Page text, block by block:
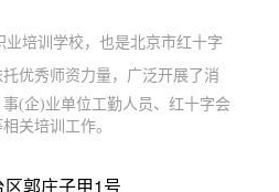
业培训学校，也是北京市红十字
托优秀师资力量，广泛开展了消
(企)业单位工勤人员、红十字会
关培训工作。
郭庄子甲1号